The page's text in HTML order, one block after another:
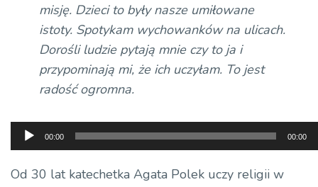
misję. Dzieci to były nasze umiłowane
istoty. Spotykam wychowanków na ulicach.
Dorośli ludzie pytają mnie czy to ja i
przypominają mi, że ich uczyłam. To jest
radość ogromna.
Odtwarzacz
plików
dźwiękowych
00:00 00:00
Od 30 lat katechetka Agata Polek uczy religii w